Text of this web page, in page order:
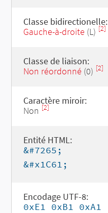
Classe bidirectionelle:
Gauche-à-droite (L) [2]
Classe de liaison:
Non réordonné (0) [2]
Caractère miroir:
Non [2]
Entité HTML:
&#7265;
&#x1C61;
Encodage UTF-8:
0xE1 0xB1 0xA1